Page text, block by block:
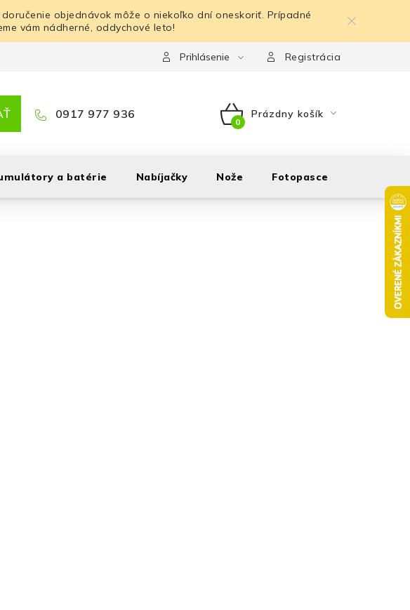
objednávok môže o niekoľko dní oneskoriť. Prípadné
vám nádherné, oddychové leto!
Prihlásenie Registrácia
0917 977 936
NÁKUPNÝ
Prázdny košík
a batérie Nabíjačky Nože Fotopasce